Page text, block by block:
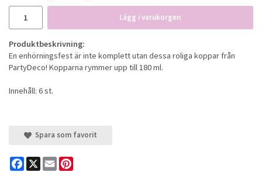
Lägg i varukorgen
Produktbeskrivning:
En enhörningsfest är inte komplett utan dessa roliga koppar från
PartyDeco! Kopparna rymmer upp till 180 ml.
Innehåll: 6 st.
Spara som favorit
Facebook
X Email